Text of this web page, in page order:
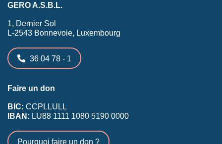
GERO A.S.B.L.
1, Dernier Sol
L-2543 Bonnevoie, Luxembourg
36 04 78 - 1
Faire un don
BIC: CCPLLULL
IBAN: LU88 1111 1080 5190 0000
Pourquoi faire un don ?